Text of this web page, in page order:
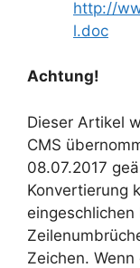
http://
l.doc
Achtung!
Dieser Artikel
CMS
08.07.2017
Konvertierung
Zeichen.